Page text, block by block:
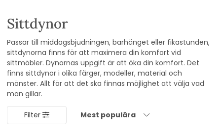
Sittdynor
Passar till middagsbjudningen, barhänget eller fikastunden,
sittdynorna finns för att maximera din komfort vid
sittmöbler. Dynornas uppgift är att öka din komfort. Det
finns sittdynor i olika färger, modeller, material och
mönster. Allt för att det ska finnas möjlighet att välja vad
man gillar.
Filter Mest populära